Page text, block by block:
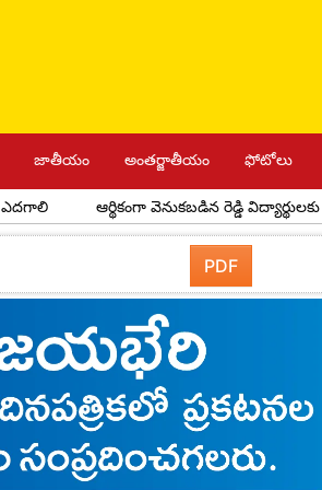
జాతీయం అంతర్జాతీయం ఫోటోలు
ఆర్థికంగా వెనుకబడిన రెడ్డి విద్యార్థులకు అవర్
PDF